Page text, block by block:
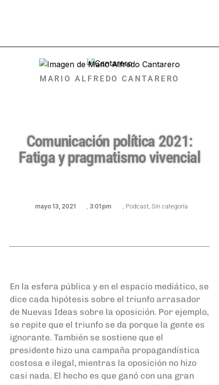
MARIO ALFREDO CANTARERO
Comunicación política 2021:
Fatiga y pragmatismo vivencial
mayo 13, 2021 , 3:01 pm , Podcast, Sin categoría
En la esfera pública y en el espacio mediático, se
dice cada hipótesis sobre el triunfo arrasador
de Nuevas Ideas sobre la oposición. Por ejemplo,
se repite que el triunfo se da porque la gente es
ignorante. También se sostiene que el
presidente hizo una campaña propagandística
costosa e ilegal, mientras la oposición no hizo
casi nada. El hecho es que ganó con una gran